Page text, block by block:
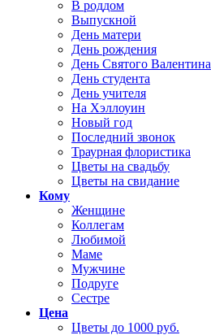
В роддом
Выпускной
День матери
День рождения
День Святого Валентина
День студента
День учителя
На Хэллоуин
Новый год
Последний звонок
Траурная флористика
Цветы на свадьбу
Цветы на свидание
Кому
Женщине
Коллегам
Любимой
Маме
Мужчине
Подруге
Сестре
Цена
Цветы до 1000 руб.